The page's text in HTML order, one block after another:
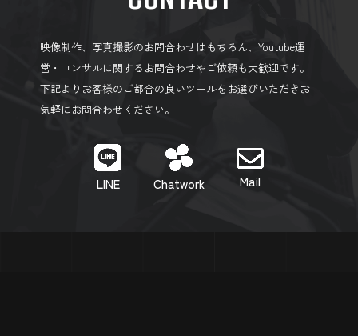
映像制作、写真撮影のお問合わせはもちろん、Youtube運
営・コンサルに関するお問合わせやご依頼も大歓迎です。
下記よりお客様のご都合の良いツールをお選びいただきお
気軽にお問合わせください。
LINE Chatwork Mail